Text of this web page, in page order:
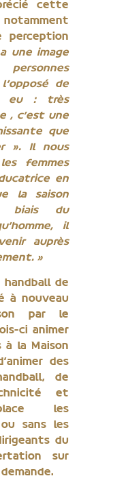
cette
perception
une image
de
eu : très
; c’est une
que
». Il nous
femmes
en
la saison
biais du
il
auprès
»
handball de
à nouveau
par le
ci animer
à la Maison
des
de
et
les
sans les
du
sur